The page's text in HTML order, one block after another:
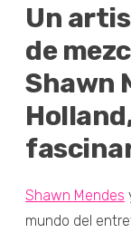
Un
de
Shawn
Shawn Mendes
mundo del